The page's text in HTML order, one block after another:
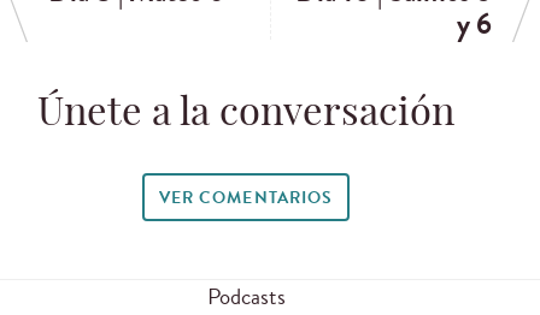
y 6
Únete a la conversación
VER COMENTARIOS
Podcasts